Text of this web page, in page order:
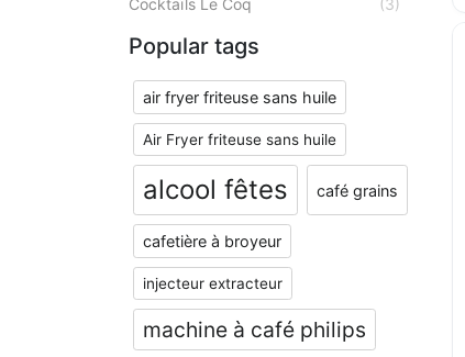
Cocktaïls Le Coq
(3)
Popular tags
air fryer friteuse sans huile
Air Fryer friteuse sans huile
alcool fêtes café grains
cafetière à broyeur
injecteur extracteur
machine à café philips